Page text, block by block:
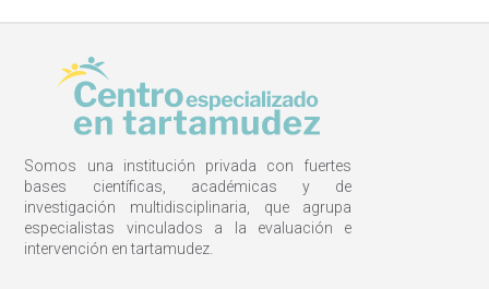
Somos una institución privada con fuertes
bases científicas, académicas y de
investigación multidisciplinaria, que agrupa
especialistas vinculados a la evaluación e
intervención en tartamudez.